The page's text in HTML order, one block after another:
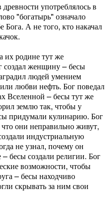
употреблялось в
"богатырь" означало
Бога. А не того, кто накачал
их родине тут же
создал женщину – бесы
людей умением
любви нефть. Бог поведал
Вселенной – бесы тут же
землю так, чтобы у
придумали кулинарию. Бог
они неправильно живут,
индустриальную
не узнал, почему он
бесы создали религии. Бог
возможности, чтобы
– бесы находчиво
скрывать за ним свои